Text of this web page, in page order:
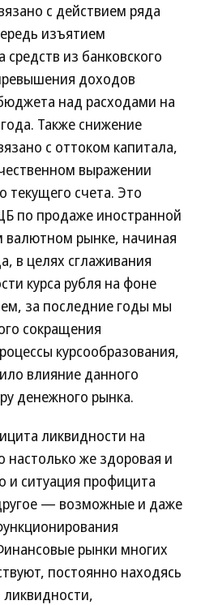
с действием ряда
изъятием
из банковского
доходов
над расходами на
Также снижение
с оттоком капитала,
выражении
текущего счета. Это
по продаже иностранной
валютном рынке, начиная
в целях сглаживания
курса рубля на фоне
за последние годы мы
сокращения
курсообразования,
влияние данного
денежного рынка.
ликвидности на
же здоровая и
и ситуация профицита
— возможные и даже
рынки многих
постоянно находясь